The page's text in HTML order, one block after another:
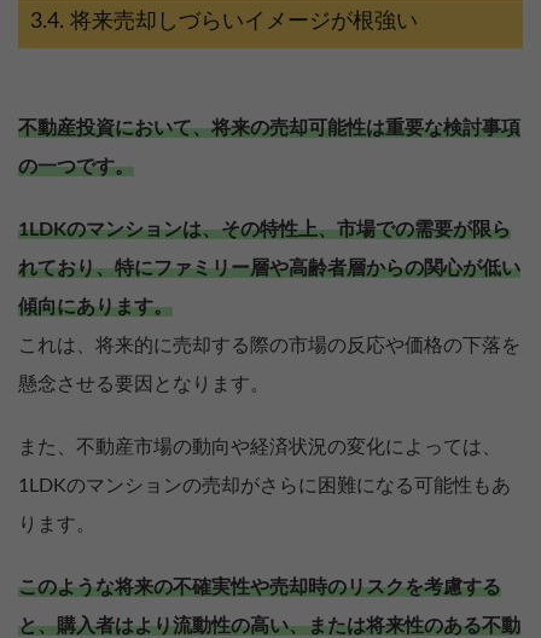
将来売却しづらいイメージが根強い
不動産投資において、将来の売却可能性は重要な検討事項
の一つです。
1LDKのマンションは、その特性上、市場での需要が限ら
れており、特にファミリー層や高齢者層からの関心が低い
傾向にあります。
これは、将来的に売却する際の市場の反応や価格の下落を
懸念させる要因となります。
また、不動産市場の動向や経済状況の変化によっては、
1LDKのマンションの売却がさらに困難になる可能性もあ
ります。
このような将来の不確実性や売却時のリスクを考慮する
と、購入者はより流動性の高い、または将来性のある不動